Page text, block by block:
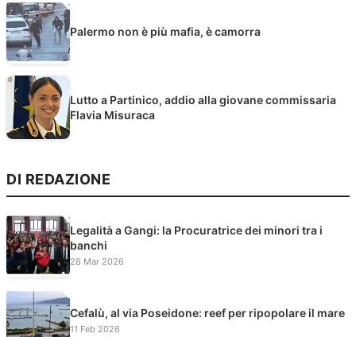
Palermo non è più mafia, è camorra
Lutto a Partinico, addio alla giovane commissaria
Flavia Misuraca
DI REDAZIONE
Legalità a Gangi: la Procuratrice dei minori tra i
banchi
28 Mar 2026
Cefalù, al via Poseidone: reef per ripopolare il mare
11 Feb 2026